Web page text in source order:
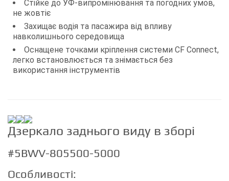
Стійке до УФ-випромінювання та погодних умов,
не жовтіє
Захищає водія та пасажира від впливу
навколишнього середовища
Оснащене точками кріплення системи CF Connect,
легко встановлюється та знімається без
використання інструментів
Дзеркало заднього виду в зборі
#5BWV-805500-5000
Особливості: